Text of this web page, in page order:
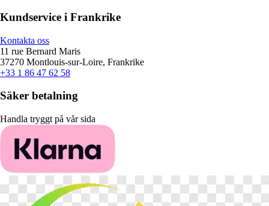
Kundservice i Frankrike
Kontakta oss
11 rue Bernard Maris
37270 Montlouis-sur-Loire, Frankrike
+33 1 86 47 62 58
Säker betalning
Handla tryggt på vår sida